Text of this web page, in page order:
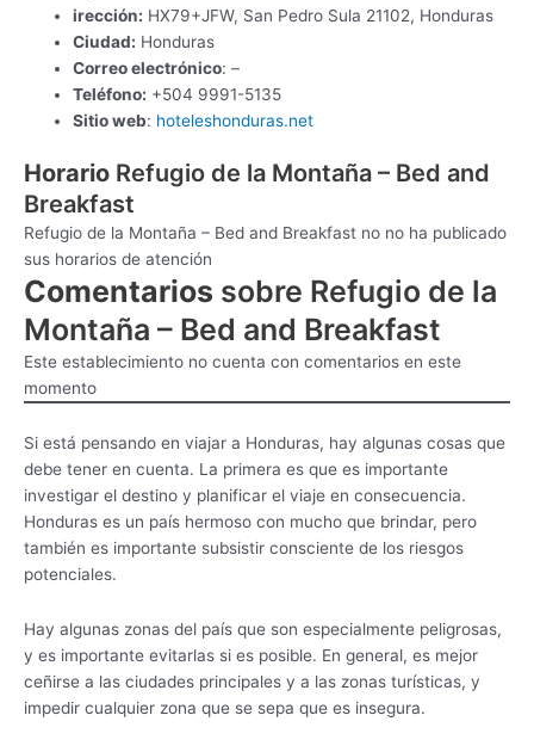
irección: HX79+JFW, San Pedro Sula 21102, Honduras
Ciudad: Honduras
Correo electrónico: –
Teléfono: +504 9991-5135
Sitio web: hoteleshonduras.net
Horario Refugio de la Montaña – Bed and
Breakfast
Refugio de la Montaña – Bed and Breakfast no no ha publicado
sus horarios de atención
Comentarios sobre Refugio de la
Montaña – Bed and Breakfast
Este establecimiento no cuenta con comentarios en este
momento
Si está pensando en viajar a Honduras, hay algunas cosas que
debe tener en cuenta. La primera es que es importante
investigar el destino y planificar el viaje en consecuencia.
Honduras es un país hermoso con mucho que brindar, pero
también es importante subsistir consciente de los riesgos
potenciales.
Hay algunas zonas del país que son especialmente peligrosas,
y es importante evitarlas si es posible. En general, es mejor
ceñirse a las ciudades principales y a las zonas turísticas, y
impedir cualquier zona que se sepa que es insegura.